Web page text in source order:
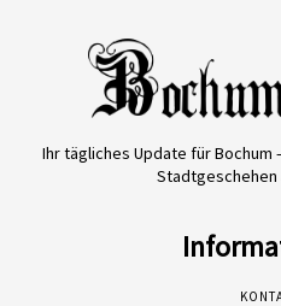
Ihr tägliches Update für Bochum
Stadtgeschehen